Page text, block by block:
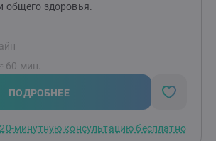
общего здоровья.
60 мин.
ПОДРОБНЕЕ
минутную консультацию бесплатно